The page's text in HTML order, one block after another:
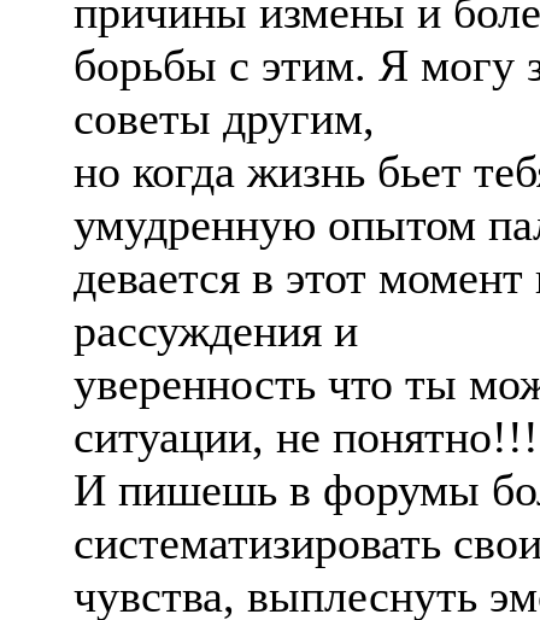
причины измены и
борьбы с этим. Я могу
советы другим,
но когда жизнь бьет
умудренную опытом
девается в этот
рассуждения и
уверенность что ты
ситуации, не
И пишешь в форумы
систематизировать
чувства, выплеснуть